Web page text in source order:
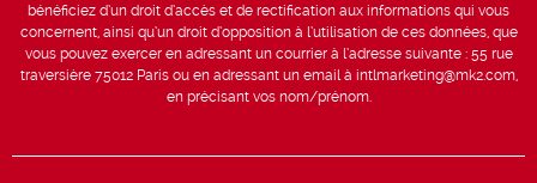
bénéficiez d’un droit d’accès et de rectification aux informations qui vous
concernent, ainsi qu’un droit d’opposition à l’utilisation de ces données, que
vous pouvez exercer en adressant un courrier à l’adresse suivante : 55 rue
traversière 75012 Paris ou en adressant un email à intlmarketing@mk2.com,
en précisant vos nom/prénom.